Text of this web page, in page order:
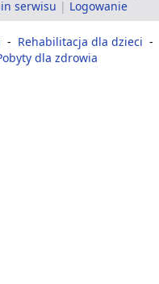
serwisu | Logowanie
- Rehabilitacja dla dzieci -
dla zdrowia